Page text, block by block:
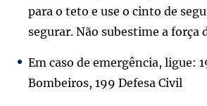
para o teto e use o cinto de
segurar. Não subestime a força
Em caso de emergência, ligue:
Bombeiros, 199 Defesa Civil